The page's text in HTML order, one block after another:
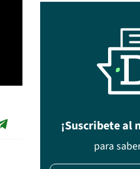
¡Suscribete al
para